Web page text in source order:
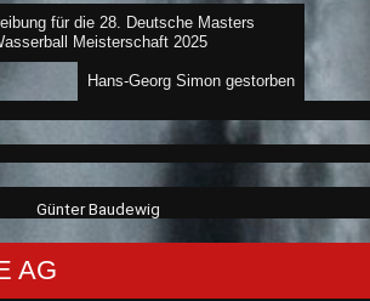
für die 28. Deutsche Masters
Meisterschaft 2025
Hans-Georg Simon gestorben
Günter Baudewig
AG